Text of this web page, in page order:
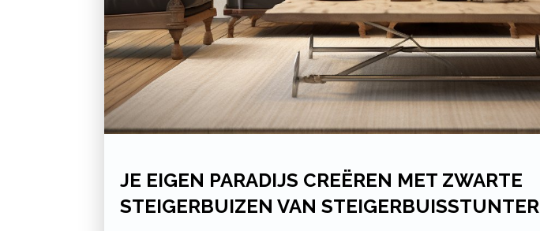
JE EIGEN PARADIJS CREËREN MET ZWARTE
STEIGERBUIZEN VAN STEIGERBUISSTUNTER